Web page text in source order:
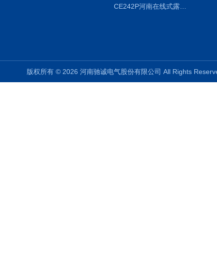
CE242P河南在线式露点仪
版权所有 © 2026 河南驰诚电气股份有限公司 All Rights